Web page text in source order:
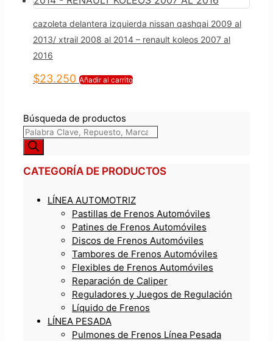
cazoleta delantera izquierda nissan qashqai 2009 al
2013/ xtrail 2008 al 2014 – renault koleos 2007 al
2016
$23.250 Añadir al carrito
Búsqueda de productos
CATEGORÍA DE PRODUCTOS
LÍNEA AUTOMOTRIZ
Pastillas de Frenos Automóviles
Patines de Frenos Automóviles
Discos de Frenos Automóviles
Tambores de Frenos Automóviles
Flexibles de Frenos Automóviles
Reparación de Caliper
Reguladores y Juegos de Regulación
Líquido de Frenos
LÍNEA PESADA
Pulmones de Frenos Línea Pesada